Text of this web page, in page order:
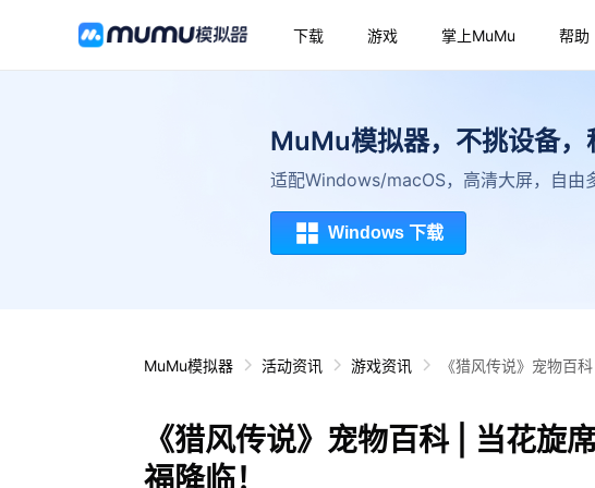
下载 游戏 掌上MuMu 帮助
MuMu模拟器，不挑设备，
适配Windows/macOS，高清大屏，自由
Windows 下载
MuMu模拟器 活动资讯 游戏资讯 《猎风传说》宠物百
《猎风传说》宠物百科 | 当花旋
福降临！